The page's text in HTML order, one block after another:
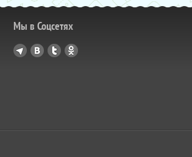
Мы в Соцсетях